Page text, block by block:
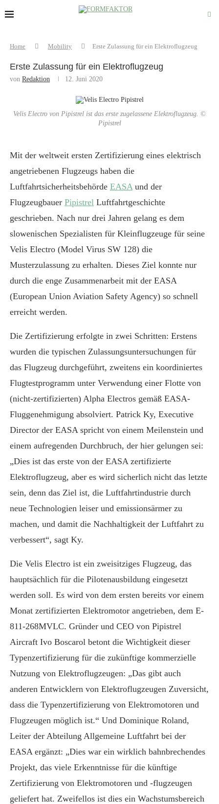
Home Mobility Erste Zulassung für ein Elektroflugzeug
Erste Zulassung für ein Elektroflugzeug
von Redaktion 12. Juni 2020
Velis Electro von Pipistrel ist das erste zugelassene Elektroflugzeug. ©
Pipistrel
Mit der weltweit ersten Zertifizierung eines elektrisch
angetriebenen Flugzeugs haben die
Luftfahrtsicherheitsbehörde EASAund der
Flugzeugbauer Pipistrel Luftfahrtgeschichte
geschrieben. Nach nur drei Jahren gelang es dem
slowenischen Spezialisten für Kleinflugzeuge für seine
Velis Electro (Model Virus SW 128) die
Musterzulassung zu erhalten. Dieses Ziel konnte nur
durch die enge Zusammenarbeit mit der EASA
(European Union Aviation Safety Agency) so schnell
erreicht werden.
Die Zertifizierung erfolgte in zwei Schritten: Erstens
wurden die typischen Zulassungsuntersuchungen für
das Flugzeug durchgeführt, zweitens ein koordiniertes
Flugtestprogramm unter Verwendung einer Flotte von
(nicht-zertifizierten) Alpha Electros gemäß EASA-
Fluggenehmigung absolviert. Patrick Ky, Executive
Director der EASA spricht von einem Meilenstein und
einem aufregenden Durchbruch, der hier gelungen sei:
„Dies ist das erste von der EASA zertifizierte
Elektroflugzeug, aber es wird sicherlich nicht das letzte
sein, denn das Ziel ist, die Luftfahrtindustrie durch
neue Technologien leiser und emissionsärmer zu
machen, und damit die Nachhaltigkeit der Luftfahrt zu
verbessert“, sagt Ky.
Die Velis Electro ist ein zweisitziges Flugzeug, das
hauptsächlich für die Pilotenausbildung eingesetzt
werden soll. Es wird von dem ersten bereits vor einem
Monat zertifizierten Elektromotor angetrieben, dem E-
811-268MVLC. Gründer und CEO von Pipistrel
Aircraft Ivo Boscarol betont die Wichtigkeit dieser
Typenzertifizierung für die zukünftige kommerzielle
Nutzung von Elektroflugzeugen: „Das gibt auch
anderen Entwicklern von Elektroflugzeugen Zuversicht,
dass die Typenzertifizierung von Elektromotoren und
Flugzeugen möglich ist.“ Und Dominique Roland,
Leiter der Abteilung Allgemeine Luftfahrt bei der
EASA ergänzt: „Dies war ein wirklich bahnbrechendes
Projekt, das viele Erkenntnisse für die künftige
Zertifizierung von Elektromotoren und -flugzeugen
geliefert hat. Zweifellos ist dies ein Wachstumsbereich